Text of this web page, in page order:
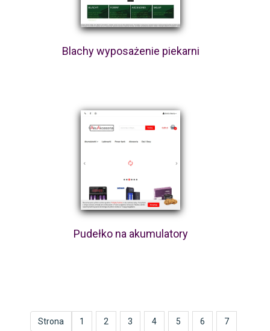
Blachy wyposażenie piekarni
Pudełko na akumulatory
Strona 1 2 3 4 5 6 7